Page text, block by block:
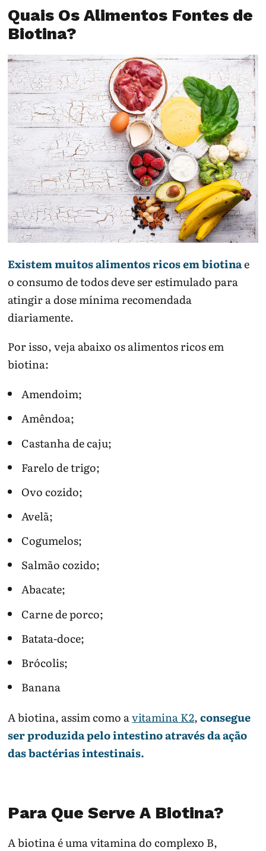
Quais Os Alimentos Fontes de
Biotina?
Existem muitos alimentos ricos em biotinae
o consumo de todos deve ser estimulado para
atingir a dose mínima recomendada
diariamente.
Por isso, veja abaixo os alimentos ricos em
biotina:
Amendoim;
Amêndoa;
Castanha de caju;
Farelo de trigo;
Ovo cozido;
Avelã;
Cogumelos;
Salmão cozido;
Abacate;
Carne de porco;
Batata-doce;
Brócolis;
Banana
A biotina, assim como avitamina K2,consegue
ser produzida pelo intestino através da ação
das bactérias intestinais.
Para Que Serve A Biotina?
A biotina é uma vitamina do complexo B,